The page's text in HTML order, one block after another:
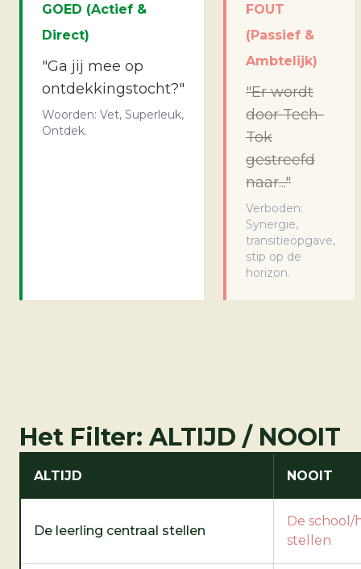
GOED (Actief &
Direct)
"Ga jij mee op
ontdekkingstocht?"
Woorden: Vet, Superleuk,
Ontdek.
FOUT
(Passief &
Ambtelijk)
"Er wordt
door Tech-
Tok
gestreefd
naar..."
Verboden:
Synergie,
transitieopgave,
stip op de
horizon.
Het Filter: ALTIJD / NOOIT
ALTIJD NOOIT
De leerling centraal stellen
De
stellen